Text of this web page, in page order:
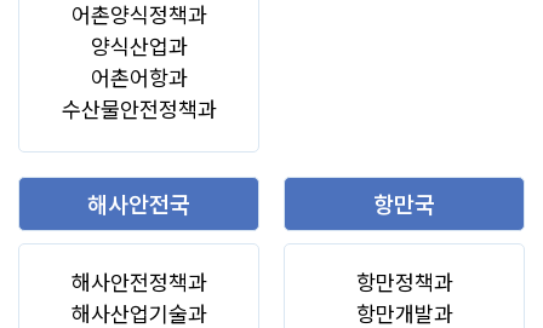
어촌양식정책과
양식산업과
어촌어항과
수산물안전정책과
해사안전국
해사안전정책과
해사산업기술과
항만국
항만정책과
항만개발과